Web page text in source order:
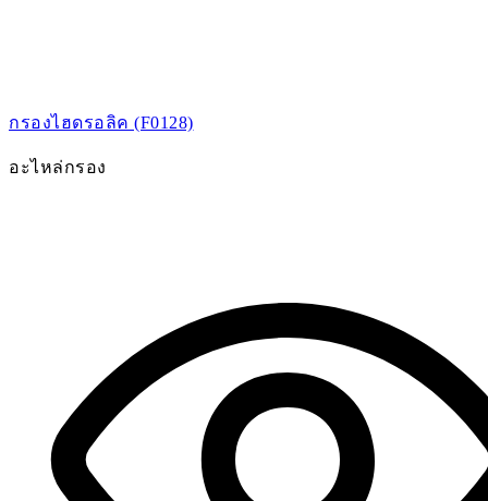
กรองไฮดรอลิค (F0128)
อะไหล่กรอง